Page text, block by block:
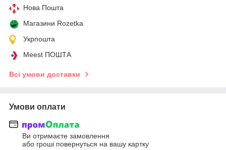
Нова Пошта
Магазини Rozetka
Укрпошта
Meest ПОШТА
Всі умови доставки
Умови оплати
Ви отримаєте замовлення
або гроші повернуться на вашу картку